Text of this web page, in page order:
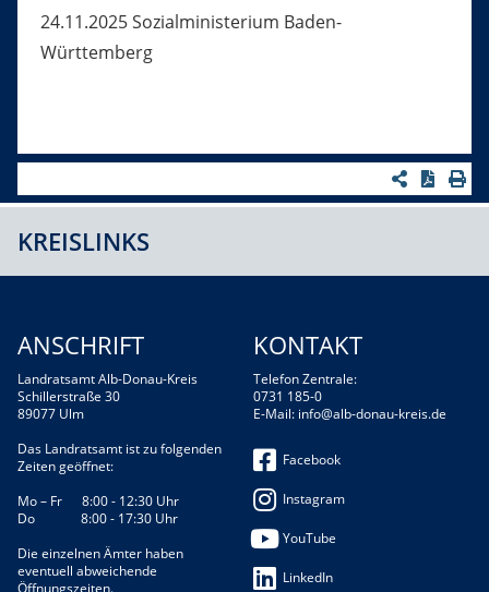
24.11.2025 Sozialministerium Baden-
Württemberg
KREISLINKS
ANSCHRIFT
Landratsamt Alb-Donau-Kreis
Schillerstraße 30
89077 Ulm
Das Landratsamt ist zu folgenden
Zeiten geöffnet:
Mo – Fr 8:00 - 12:30 Uhr
Do 8:00 - 17:30 Uhr
Die einzelnen Ämter haben
eventuell abweichende
Öffnungszeiten.
KONTAKT
Telefon Zentrale:
0731 185-0
E-Mail: info@alb-donau-kreis.de
Facebook
Instagram
YouTube
LinkedIn